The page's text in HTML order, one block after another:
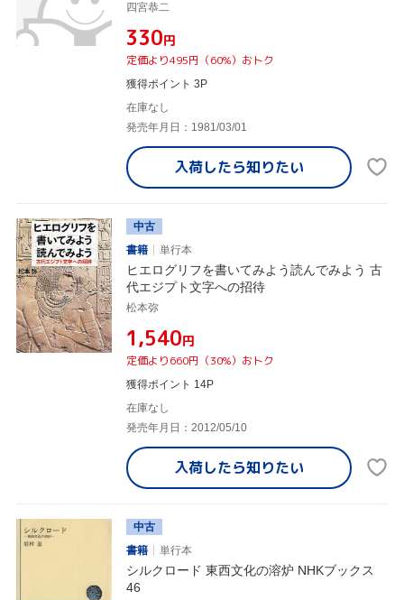
四宮恭二
¥330円
定価より495円（60%）おトク
獲得ポイント 3P
在庫なし
発売年月日：1981/03/01
入荷したら知りたい
中古
書籍
単行本
ヒエログリフを書いてみよう読んでみよう 古
代エジプト文字への招待
松本弥
¥1,540円
定価より660円（30%）おトク
獲得ポイント 14P
在庫なし
発売年月日：2012/05/10
入荷したら知りたい
中古
書籍
単行本
シルクロード 東西文化の溶炉 NHKブックス
46